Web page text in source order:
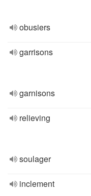
obusiers
garrisons
garnisons
relieving
soulager
inclement